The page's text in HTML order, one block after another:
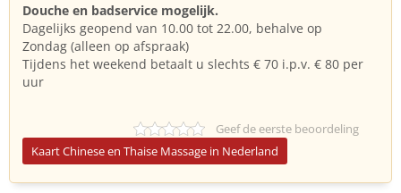
Douche en badservice mogelijk.
Dagelijks geopend van 10.00 tot 22.00, behalve op
Zondag (alleen op afspraak)
Tijdens het weekend betaalt u slechts € 70 i.p.v. € 80 per
uur
Geef de eerste beoordeling
Kaart Chinese en Thaise Massage in Nederland